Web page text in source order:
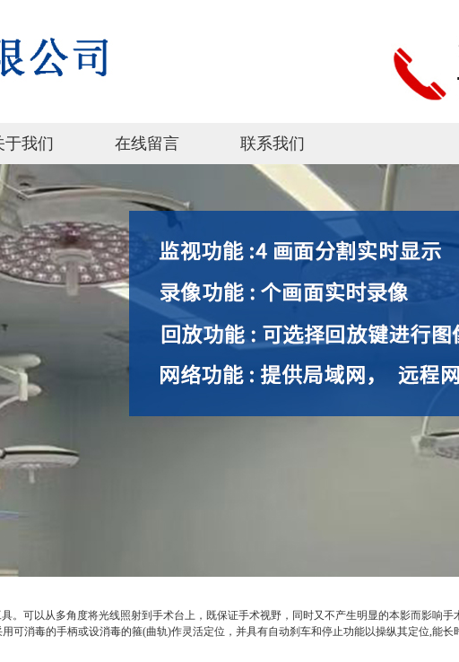
于我们 在线留言 联系我们
可以从多角度将光线照射到手术台上，既保证手术视野，同时又不产生明显的本影而影响手
可消毒的手柄或设消毒的箍(曲轨)作灵活定位，并具有自动刹车和停止功能以操纵其定位,能长